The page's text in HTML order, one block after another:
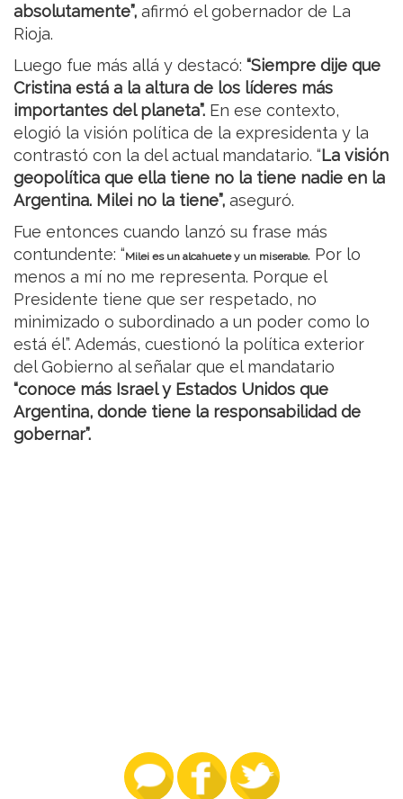
absolutamente”, afirmó el gobernador de La
Rioja.
Luego fue más allá y destacó: “Siempre dije que
Cristina está a la altura de los líderes más
importantes del planeta”. En ese contexto,
elogió la visión política de la expresidenta y la
contrastó con la del actual mandatario. “La visión
geopolítica que ella tiene no la tiene nadie en la
Argentina. Milei no la tiene”, aseguró.
Fue entonces cuando lanzó su frase más
contundente: “Milei es un alcahuete y un miserable. Por lo
menos a mí no me representa. Porque el
Presidente tiene que ser respetado, no
minimizado o subordinado a un poder como lo
está él”. Además, cuestionó la política exterior
del Gobierno al señalar que el mandatario
“conoce más Israel y Estados Unidos que
Argentina, donde tiene la responsabilidad de
gobernar”.